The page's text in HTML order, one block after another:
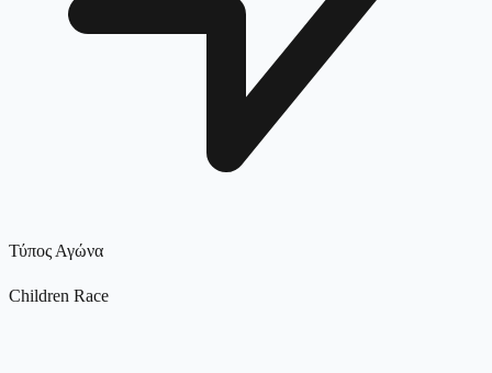
Τύπος Αγώνα
Children Race